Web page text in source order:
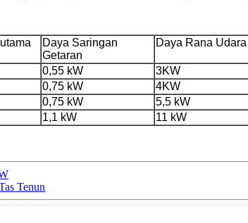
Daya Saringan
Getaran
Daya Rana Udara
0,55 kW 3KW
0,75 kW 4KW
0,75 kW 5,5 kW
1,1 kW 11 kW
Tenun